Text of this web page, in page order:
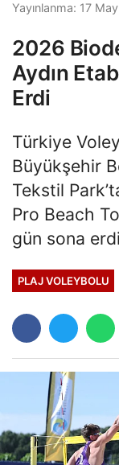
Yayınlanma: 17
2026
Aydın
Erdi
Türkiye
Büyükşehir
Tekstil
Pro Beach
gün sona
PLAJ VOLEYBOLU